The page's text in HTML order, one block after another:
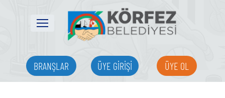
BRANŞLAR ÜYE GİRİŞİ ÜYE OL